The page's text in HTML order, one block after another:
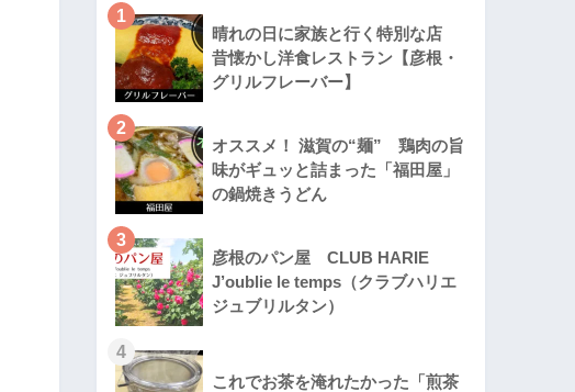
1
晴れの日に家族と行く特別な店
昔懐かし洋食レストラン【彦根・
グリルフレーバー】
2
オススメ！ 滋賀の“麺” 鶏肉の旨
味がギュッと詰まった「福田屋」
の鍋焼きうどん
3
彦根のパン屋 CLUB HARIE
J’oublie le temps（クラブハリエ
ジュブリルタン）
4
これでお茶を淹れたかった「煎茶